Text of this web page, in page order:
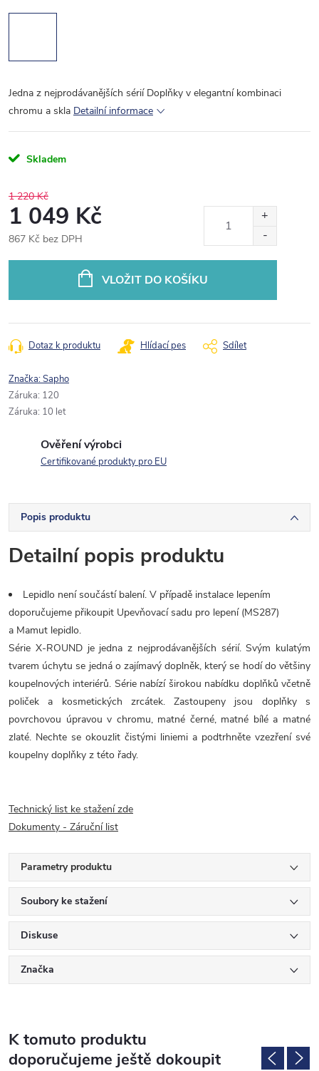
Jedna z nejprodávanějších sérií Doplňky v elegantní kombinaci
chromu a skla Detailní informace
Skladem
1 220 Kč
1 049 Kč
867 Kč bez DPH
VLOŽIT DO KOŠÍKU
Dotaz k produktu Hlídací pes Sdílet
Značka:Sapho
Záruka: 120
Záruka: 10 let
Ověření výrobci
Certifikované produkty pro EU
Popis produktu
Detailní popis produktu
Lepidlo není součástí balení. V případě instalace lepením
doporučujeme přikoupit Upevňovací sadu pro lepení (MS287)
a Mamut lepidlo.
Série X-ROUND je jedna z nejprodávanějších sérií. Svým kulatým
tvarem úchytu se jedná o zajímavý doplněk, který se hodí do většiny
koupelnových interiérů. Série nabízí širokou nabídku doplňků včetně
poliček a kosmetických zrcátek. Zastoupeny jsou doplňky s
povrchovou úpravou v chromu, matné černé, matné bílé a matné
zlaté. Nechte se okouzlit čistými liniemi a podtrhněte vzezření své
koupelny doplňky z této řady.
Technický list ke stažení zde
Dokumenty - Záruční list
Parametry produktu
Soubory ke stažení
Diskuse
Značka
K tomuto produktu
doporučujeme ještě dokoupit